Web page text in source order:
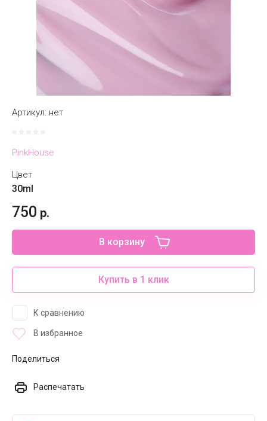
Артикул: нет
PinkHouse
Цвет
30ml
750 р.
В корзину
Купить в 1 клик
К сравнению
В избранное
Поделиться
Распечатать